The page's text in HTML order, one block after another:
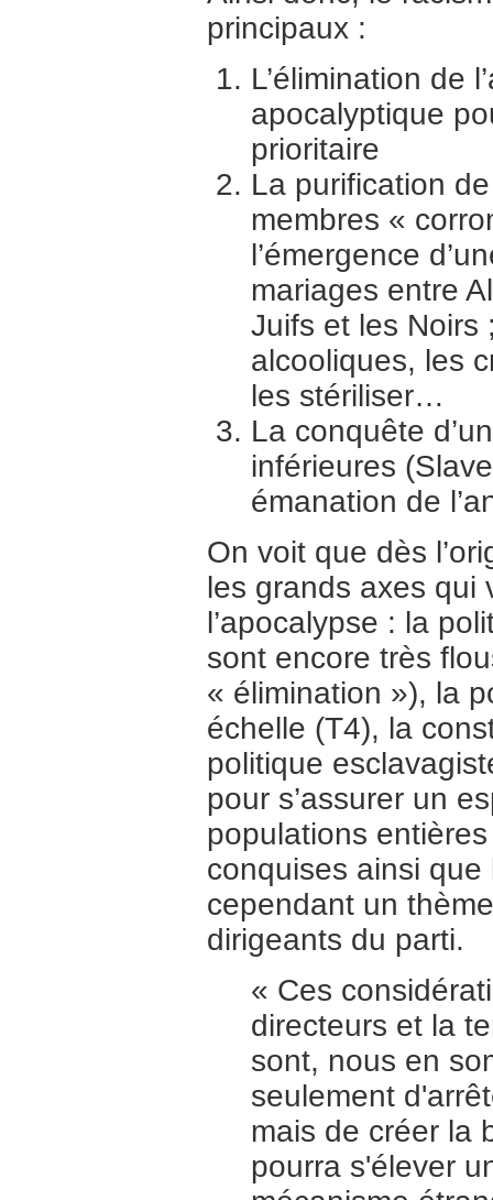
principaux :
L’élimination de
apocalyptique
prioritaire
La purification
membres «
l’émergence
mariages entre
Juifs et les Noirs
alcooliques, les
les stériliser…
La conquête
inférieures
émanation de
On voit que dès
les grands axes qui
l’apocalypse : la
sont encore très
« élimination »), la
échelle (T4), la
politique
pour s’assurer un
populations
conquises ainsi
cependant un
dirigeants du parti.
« Ces
directeurs et la
sont, nous en
seulement
mais de créer la
pourra s'élever